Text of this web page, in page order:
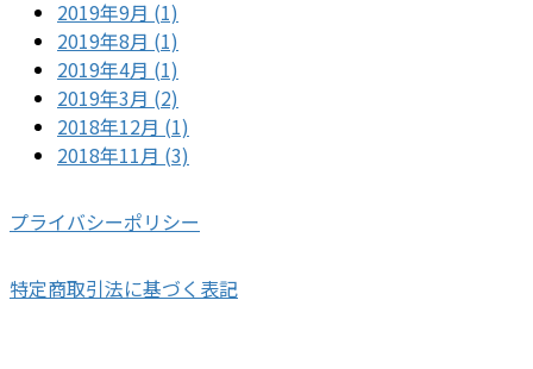
2019年9月 (1)
2019年8月 (1)
2019年4月 (1)
2019年3月 (2)
2018年12月 (1)
2018年11月 (3)
プライバシーポリシー
特定商取引法に基づく表記